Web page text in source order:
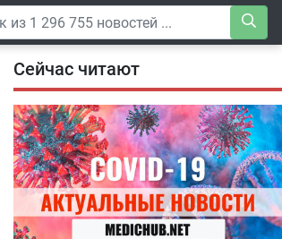
Сейчас читают